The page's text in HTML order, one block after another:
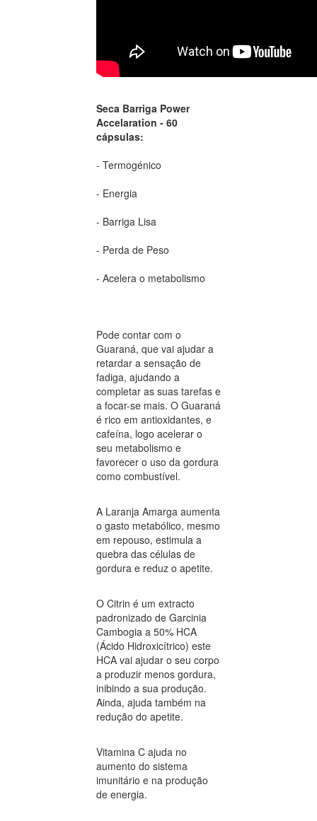
Seca Barriga Power
Accelaration - 60
cápsulas:
- Termogénico
- Energia
- Barriga Lisa
- Perda de Peso
- Acelera o metabolismo
Pode contar com o
Guaraná, que vai ajudar a
retardar a sensação de
fadiga, ajudando a
completar as suas tarefas e
a focar-se mais. O Guaraná
é rico em antioxidantes, e
cafeína, logo acelerar o
seu metabolismo e
favorecer o uso da gordura
como combustível.
A Laranja Amarga aumenta
o gasto metabólico, mesmo
em repouso, estimula a
quebra das células de
gordura e reduz o apetite.
O Citrin é um extracto
padronizado de Garcinia
Cambogia a 50% HCA
(Ácido Hidroxicítrico) este
HCA vai ajudar o seu corpo
a produzir menos gordura,
inibindo a sua produção.
Ainda, ajuda também na
redução do apetite.
Vitamina C ajuda no
aumento do sistema
imunitário e na produção
de energia.